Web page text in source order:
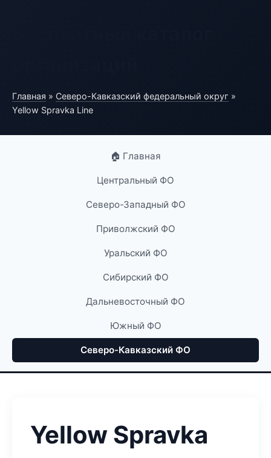
Главная » Северо-Кавказский федеральный округ »
Yellow Spravka Line
🏠 Главная
Центральный ФО
Северо-Западный ФО
Приволжский ФО
Уральский ФО
Сибирский ФО
Дальневосточный ФО
Южный ФО
Северо-Кавказский ФО
Yellow Spravka